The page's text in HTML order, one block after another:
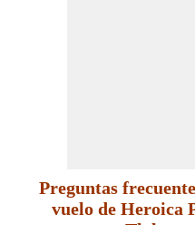
Preguntas
vuelo de Heroica